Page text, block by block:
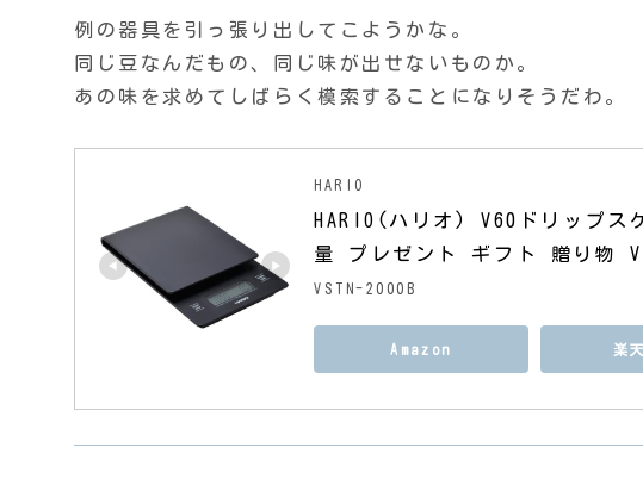
例の器具を引っ張り出してこようかな。
同じ豆なんだもの、同じ味が出せないものか。
あの味を求めてしばらく模索することになりそうだわ。
HARIO
HARIO(ハリオ) V60ドリップ
量 プレゼント ギフト 贈り物
VSTN-2000B
Amazon 楽